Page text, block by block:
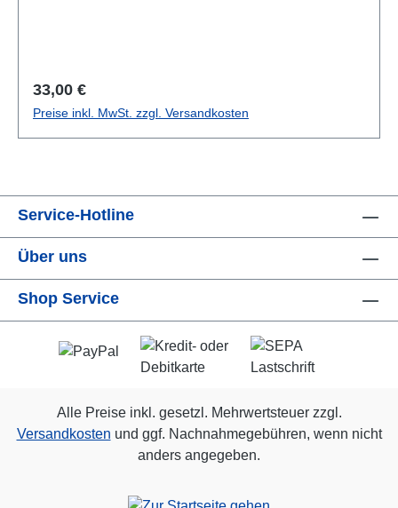
Regulärer Preis:
33,00 €
Preise inkl. MwSt. zzgl. Versandkosten
Service-Hotline
Über uns
Shop Service
Alle Preise inkl. gesetzl. Mehrwertsteuer zzgl.
Versandkosten und ggf. Nachnahmegebühren, wenn nicht
anders angegeben.